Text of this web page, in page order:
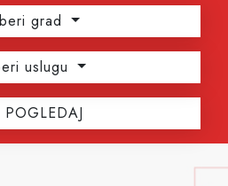
grad
uslugu
POGLEDAJ